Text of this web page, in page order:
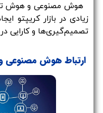
هوش مصنوعی و هوش
زیادی در بازار کریپتو
تصمیم‌گیری‌ها و کارایی
ارتباط هوش مصنوعی